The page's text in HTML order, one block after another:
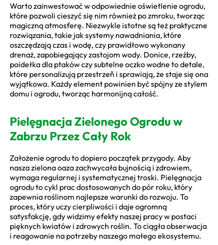
Warto zainwestować w odpowiednie oświetlenie ogrodu,
które pozwoli cieszyć się nim również po zmroku, tworząc
magiczną atmosferę. Niezwykle istotne są też praktyczne
rozwiązania, takie jak systemy nawadniania, które
oszczędzają czas i wodę, czy prawidłowo wykonany
drenaż, zapobiegający zastojom wody. Donice, rzeźby,
poidełka dla ptaków czy subtelne oczko wodne to detale,
które personalizują przestrzeň i sprawiają, że staje się ona
wyjątkowa. Każdy element powinien być spójny ze stylem
domu i ogrodu, tworząc harmonijną całość.
Pielęgnacja Zielonego Ogrodu w
Zabrzu Przez Cały Rok
Założenie ogrodu to dopiero początek przygody. Aby
nasza zielona oaza zachwycała bujnością i zdrowiem,
wymaga regularnej i systematycznej troski. Pielęgnacja
ogrodu to cykl prac dostosowanych do pór roku, który
zapewnia roślinom najlepsze warunki do rozwoju. To
proces, który uczy cierpliwości i daje ogromną
satysfakcję, gdy widzimy efekty naszej pracy w postaci
pięknych kwiatów i zdrowych roślin. To ciągła obserwacja
i reagowanie na potrzeby naszego małego ekosystemu.